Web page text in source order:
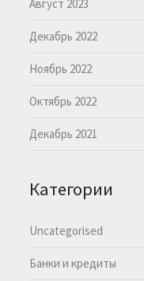
Август 2023
Декабрь 2022
Ноябрь 2022
Октябрь 2022
Декабрь 2021
Категории
Uncategorised
Банки и кредиты